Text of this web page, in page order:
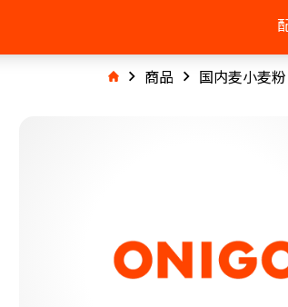
商品 国内麦小麦粉